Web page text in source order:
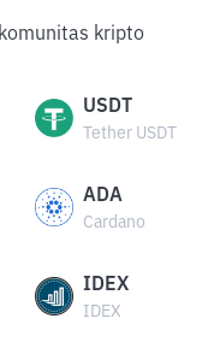
kripto
USDT
Tether USDT
ADA
Cardano
IDEX
IDEX